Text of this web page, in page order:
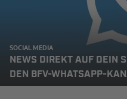
SOCIAL MEDIA
NEWS DIREKT AUF DEIN
DEN BFV-WHATSAPP-